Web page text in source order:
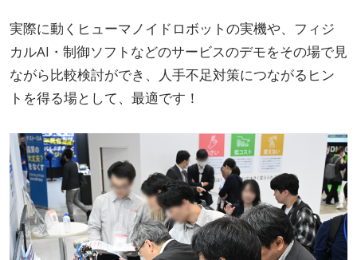
実際に動くヒューマノイドロボットの実機や、フィジ
カルAI・制御ソフトなどのサービスのデモをその場で見
ながら比較検討ができ、人手不足対策につながるヒン
トを得る場として、最適です！